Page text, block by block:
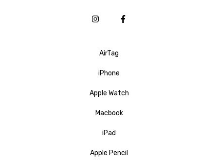
AirTag
iPhone
Apple Watch
Macbook
iPad
Apple Pencil